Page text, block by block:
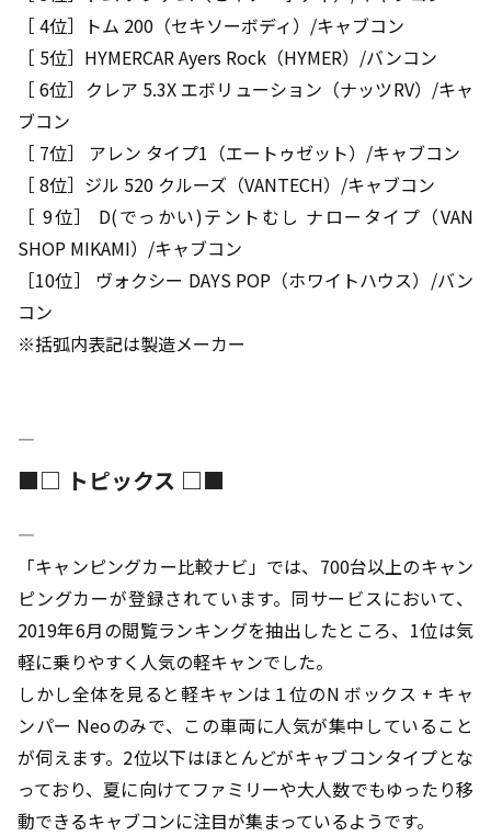
［ 4位］トム 200（セキソーボディ）/キャブコン
［ 5位］HYMERCAR Ayers Rock（HYMER）/バンコン
［ 6位］クレア 5.3X エボリューション（ナッツRV）/キャ
ブコン
［ 7位］ アレン タイプ1（エートゥゼット）/キャブコン
［ 8位］ジル 520 クルーズ（VANTECH）/キャブコン
［ 9位］ D(でっかい)テントむし ナロータイプ（VAN
SHOP MIKAMI）/キャブコン
［10位］ ヴォクシー DAYS POP（ホワイトハウス）/バン
コン
※括弧内表記は製造メーカー
――――――――――――――――――――――――――――――――――――――――
■□ トピックス □■
――――――――――――――――――――――――――――――――――――――――
「キャンピングカー比較ナビ」では、700台以上のキャン
ピングカーが登録されています。同サービスにおいて、
2019年6月の閲覧ランキングを抽出したところ、1位は気
軽に乗りやすく人気の軽キャンでした。
しかし全体を見ると軽キャンは１位のN ボックス + キャ
ンパー Neoのみで、この車両に人気が集中していること
が伺えます。2位以下はほとんどがキャブコンタイプとな
っており、夏に向けてファミリーや大人数でもゆったり移
動できるキャブコンに注目が集まっているようです。